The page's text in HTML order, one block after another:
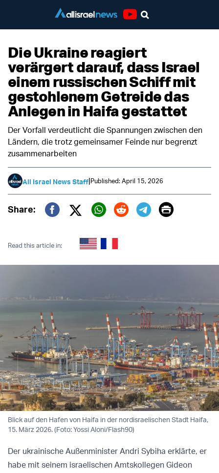
Die Ukraine reagiert
verärgert darauf, dass Israel
einem russischen Schiff mit
gestohlenem Getreide das
Anlegen in Haifa gestattet
Der Vorfall verdeutlicht die Spannungen zwischen den
Ländern, die trotz gemeinsamer Feinde nur begrenzt
zusammenarbeiten
All Israel News Staff|Published: April 15, 2026
Share:
Twitter (X)
Print
Read this article in:
Blick auf den Hafen von Haifa in der nordisraelischen Stadt Haifa,
15. März 2026. (Foto: Yossi Aloni/Flash90)
Der ukrainische Außenminister Andri Sybiha erklärte, er
habe mit seinem israelischen Amtskollegen Gideon